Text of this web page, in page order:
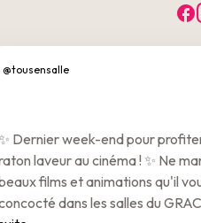
@tousensalle
Dernier week-end pour
laveur au cinéma ! ✨ Ne
films et animations qu'il
dans les salles du